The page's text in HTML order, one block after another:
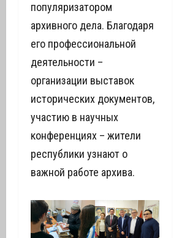
популяризатором
архивного дела. Благодаря
его профессиональной
деятельности –
организации выставок
исторических документов,
участию в научных
конференциях – жители
республики узнают о
важной работе архива.